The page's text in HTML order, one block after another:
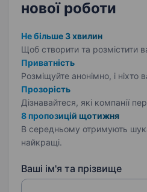
нової роботи
Не більше 3 хвилин
Щоб створити та розмістити
Приватність
Розміщуйте анонімно, і ніхто
Прозорість
Дізнавайтеся, які компанії
8 пропозицій щотижня
В середньому отримують
найкращі.
Ваші ім'я та прізвище